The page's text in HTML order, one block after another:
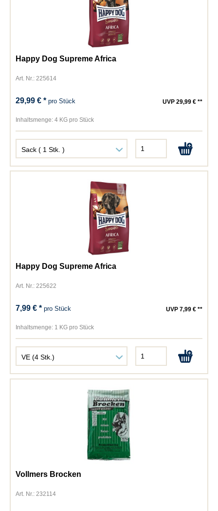
Happy Dog Supreme Africa
Art. Nr.: 225614
29,99 € *pro Stück UVP 29,99 € **
Inhaltsmenge: 4 KG pro Stück
Happy Dog Supreme Africa
Art. Nr.: 225622
7,99 € *pro Stück UVP 7,99 € **
Inhaltsmenge: 1 KG pro Stück
Vollmers Brocken
Art. Nr.: 232114